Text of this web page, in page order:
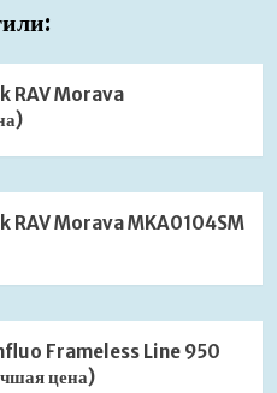
RAV Morava
RAV Morava MKA0104SM
Frameless Line 950
цена)